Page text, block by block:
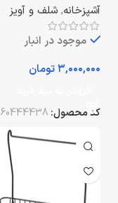
آشپزخانه, شلف و آویز
موجود در انبار
تومان
کد محصول: 60444438